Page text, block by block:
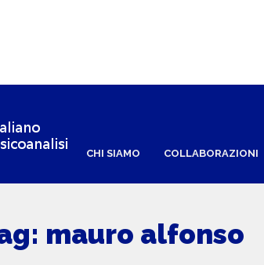
CHI SIAMO COLLABORAZIONI
mauro alfonso